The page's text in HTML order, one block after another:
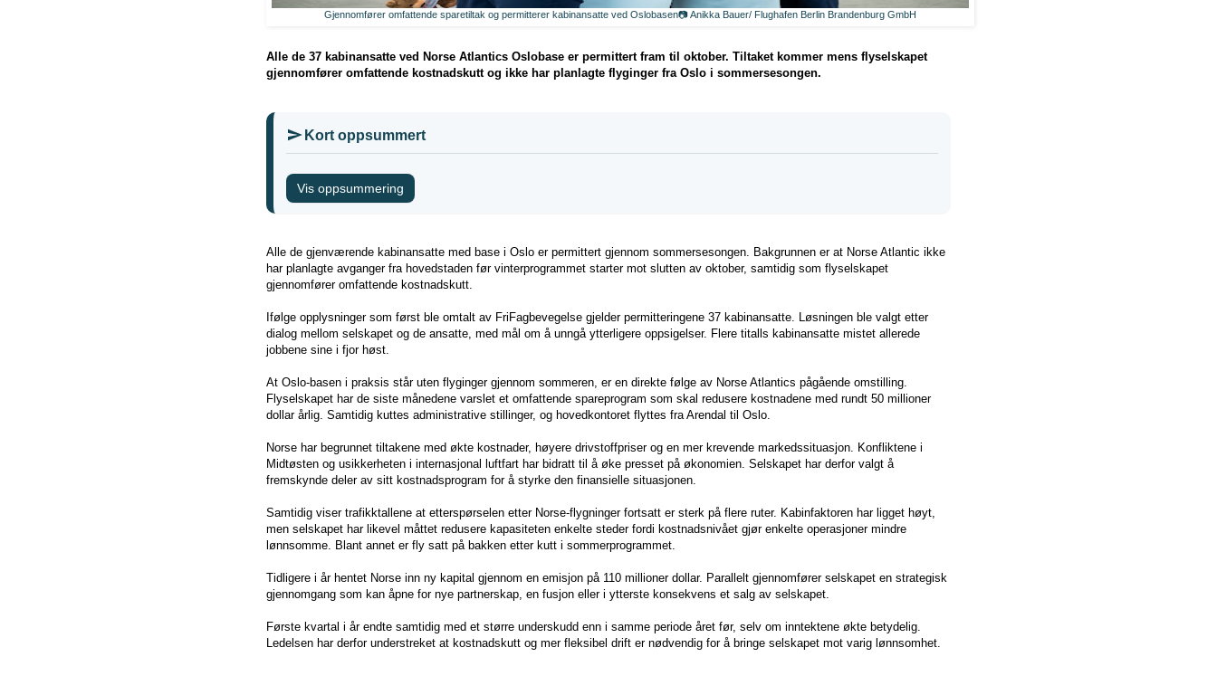
Gjennomfører omfattende sparetiltak og permitterer kabinansatte ved Oslobasen📷 Anikka Bauer/ Flughafen Berlin Brandenburg GmbH
Alle de 37 kabinansatte ved Norse Atlantics Oslobase er permittert fram til oktober. Tiltaket kommer mens flyselskapet
gjennomfører omfattende kostnadskutt og ikke har planlagte flyginger fra Oslo i sommersesongen.
Kort oppsummert
Vis oppsummering
Alle de gjenværende kabinansatte med base i Oslo er permittert gjennom sommersesongen. Bakgrunnen er at Norse Atlantic ikke
har planlagte avganger fra hovedstaden før vinterprogrammet starter mot slutten av oktober, samtidig som flyselskapet
gjennomfører omfattende kostnadskutt.
Ifølge opplysninger som først ble omtalt av FriFagbevegelse gjelder permitteringene 37 kabinansatte. Løsningen ble valgt etter
dialog mellom selskapet og de ansatte, med mål om å unngå ytterligere oppsigelser. Flere titalls kabinansatte mistet allerede
jobbene sine i fjor høst.
At Oslo-basen i praksis står uten flyginger gjennom sommeren, er en direkte følge av Norse Atlantics pågående omstilling.
Flyselskapet har de siste månedene varslet et omfattende spareprogram som skal redusere kostnadene med rundt 50 millioner
dollar årlig. Samtidig kuttes administrative stillinger, og hovedkontoret flyttes fra Arendal til Oslo.
Norse har begrunnet tiltakene med økte kostnader, høyere drivstoffpriser og en mer krevende markedssituasjon. Konfliktene i
Midtøsten og usikkerheten i internasjonal luftfart har bidratt til å øke presset på økonomien. Selskapet har derfor valgt å
fremskynde deler av sitt kostnadsprogram for å styrke den finansielle situasjonen.
Samtidig viser trafikktallene at etterspørselen etter Norse-flygninger fortsatt er sterk på flere ruter. Kabinfaktoren har ligget høyt,
men selskapet har likevel måttet redusere kapasiteten enkelte steder fordi kostnadsnivået gjør enkelte operasjoner mindre
lønnsomme. Blant annet er fly satt på bakken etter kutt i sommerprogrammet.
Tidligere i år hentet Norse inn ny kapital gjennom en emisjon på 110 millioner dollar. Parallelt gjennomfører selskapet en strategisk
gjennomgang som kan åpne for nye partnerskap, en fusjon eller i ytterste konsekvens et salg av selskapet.
Første kvartal i år endte samtidig med et større underskudd enn i samme periode året før, selv om inntektene økte betydelig.
Ledelsen har derfor understreket at kostnadskutt og mer fleksibel drift er nødvendig for å bringe selskapet mot varig lønnsomhet.